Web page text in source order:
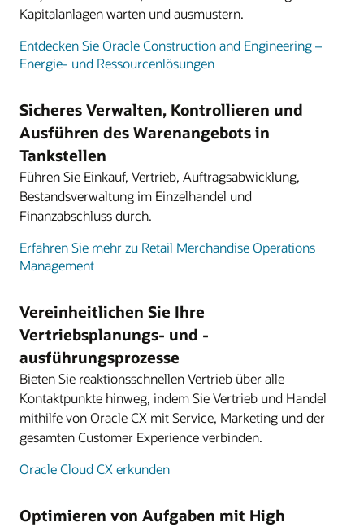
Kapitalanlagen warten und ausmustern.
Entdecken Sie Oracle Construction and Engineering –
Energie- und Ressourcenlösungen
Sicheres Verwalten, Kontrollieren und
Ausführen des Warenangebots in
Tankstellen
Führen Sie Einkauf, Vertrieb, Auftragsabwicklung,
Bestandsverwaltung im Einzelhandel und
Finanzabschluss durch.
Erfahren Sie mehr zu Retail Merchandise Operations
Management
Vereinheitlichen Sie Ihre
Vertriebsplanungs- und -
ausführungsprozesse
Bieten Sie reaktionsschnellen Vertrieb über alle
Kontaktpunkte hinweg, indem Sie Vertrieb und Handel
mithilfe von Oracle CX mit Service, Marketing und der
gesamten Customer Experience verbinden.
Oracle Cloud CX erkunden
Optimieren von Aufgaben mit High